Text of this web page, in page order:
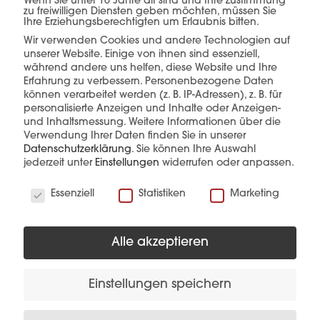
mehr erfahren
Diese Produkte könnten Sie auch
interessieren
zu freiwilligen Diensten geben möchten, müssen Sie
Ihre Erziehungsberechtigten um Erlaubnis bitten.
Wir verwenden Cookies und andere Technologien auf
unserer Website. Einige von ihnen sind essenziell,
während andere uns helfen, diese Website und Ihre
Erfahrung zu verbessern. Personenbezogene Daten
können verarbeitet werden (z. B. IP-Adressen), z. B. für
personalisierte Anzeigen und Inhalte oder Anzeigen-
und Inhaltsmessung. Weitere Informationen über die
Verwendung Ihrer Daten finden Sie in unserer
Datenschutzerklärung. Sie können Ihre Auswahl
jederzeit unter Einstellungen widerrufen oder anpassen.
Essenziell
Statistiken Marketing
Alle akzeptieren
Einstellungen speichern